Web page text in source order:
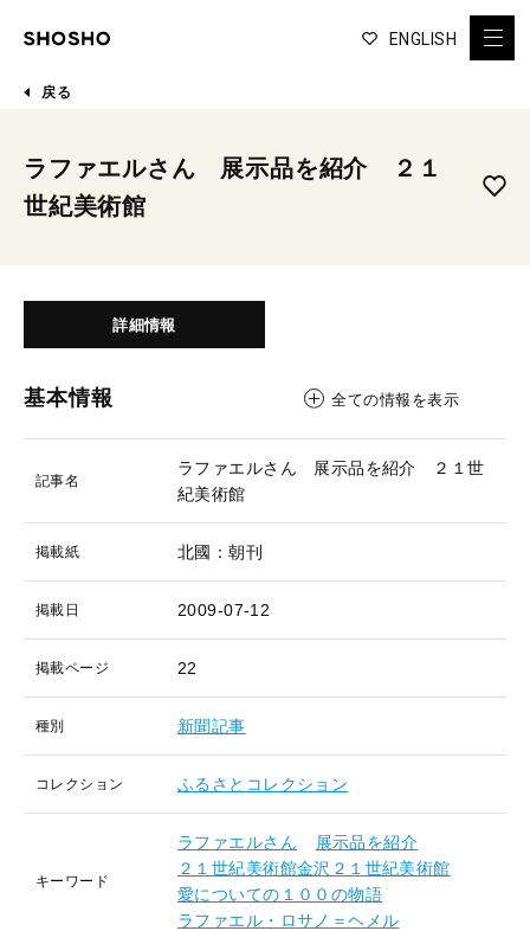
ENGLISH
戻る
ラファエルさん 展示品を紹介 ２１
世紀美術館
詳細情報
基本情報 全ての情報を表示
記事名
ラファエルさん 展示品を紹介 ２１世
紀美術館
掲載紙 北國：朝刊
掲載日 2009-07-12
掲載ページ 22
種別 新聞記事
コレクション ふるさとコレクション
キーワード
ラファエルさん
展示品を紹介
２１世紀美術館金沢２１世紀美術館
愛についての１００の物語
ラファエル・ロサノ＝ヘメル